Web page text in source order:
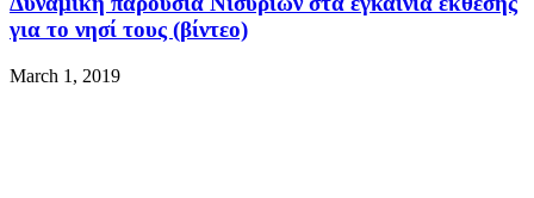
για το νησί τους (βίντεο)
March 1, 2019